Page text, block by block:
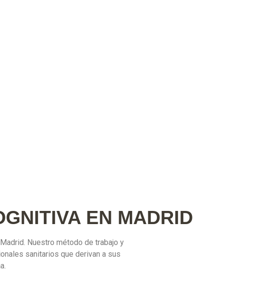
EN MADRID
Nuestro método de trabajo y
sanitarios que derivan a sus